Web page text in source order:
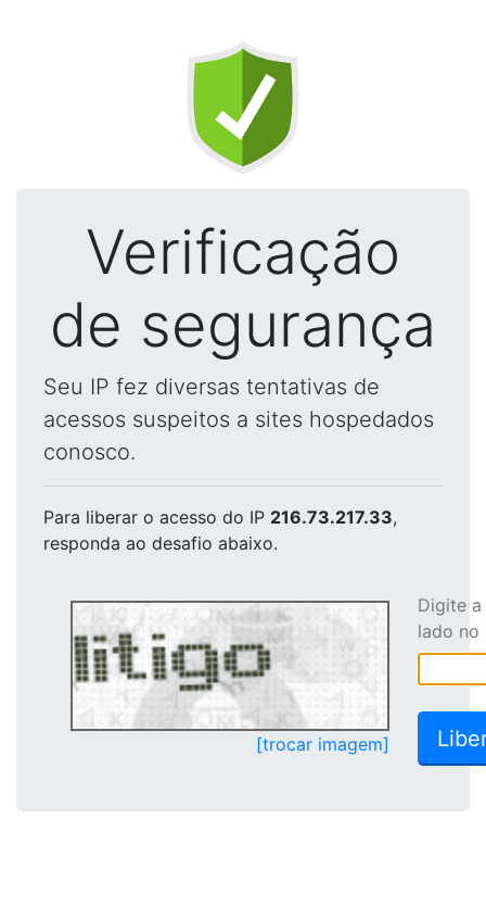
Verificação
de segurança
Seu IP fez diversas tentativas de
acessos suspeitos a sites hospedados
conosco.
Para liberar o acesso do IP 216.73.217.33,
responda ao desafio abaixo.
[trocar imagem]
Digite
lado no